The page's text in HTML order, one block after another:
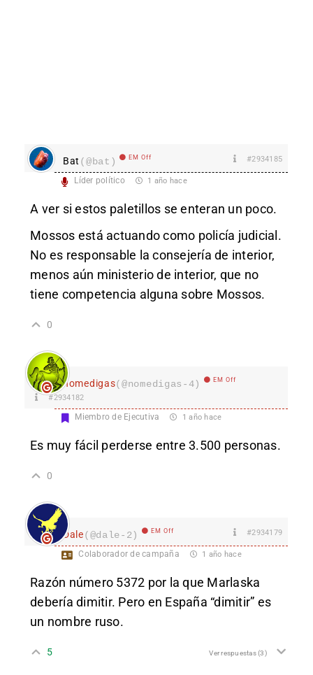
Bat (@bat) EM Off #2934185
Líder político 1 año hace
A ver si estos paletillos se enteran un poco.
Mossos está actuando como policía judicial.
No es responsable la consejería de interior,
menos aún ministerio de interior, que no
tiene competencia alguna sobre Mossos.
0
nomedigas(@nomedigas-4) EM Off
#2934182
Miembro de Ejecutiva 1 año hace
Es muy fácil perderse entre 3.500 personas.
0
Dale(@dale-2) EM Off #2934179
Colaborador de campaña 1 año hace
Razón número 5372 por la que Marlaska
debería dimitir. Pero en España “dimitir” es
un nombre ruso.
5 Ver respuestas(3)